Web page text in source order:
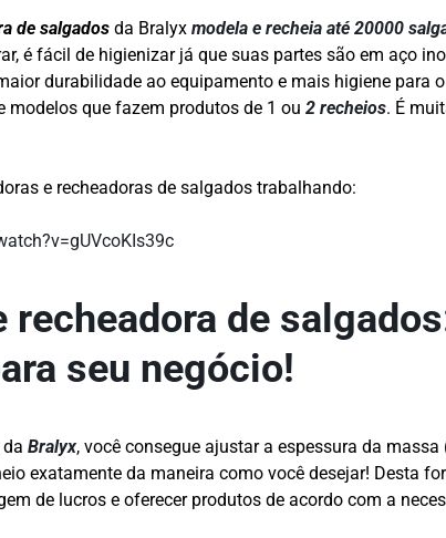
de salgados da Bralyx modela e recheia até 20000
é fácil de higienizar já que suas partes são em aço
durabilidade ao equipamento e mais higiene para
modelos que fazem produtos de 1 ou 2 recheios. É
e recheadoras de salgados trabalhando:
recheadora de
seu negócio!
Bralyx, você consegue ajustar a espessura da
exatamente da maneira como você desejar! Desta
de lucros e oferecer produtos de acordo com a